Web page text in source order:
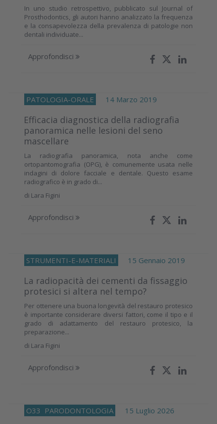
In uno studio retrospettivo, pubblicato sul Journal of
Prosthodontics, gli autori hanno analizzato la frequenza
e la consapevolezza della prevalenza di patologie non
dentali individuate...
Approfondisci
PATOLOGIA-ORALE 14 Marzo 2019
Efficacia diagnostica della radiografia
panoramica nelle lesioni del seno
mascellare
La radiografia panoramica, nota anche come
ortopantomografia (OPG), è comunemente usata nelle
indagini di dolore facciale e dentale. Questo esame
radiografico è in grado di...
di Lara Figini
Approfondisci
STRUMENTI-E-MATERIALI 15 Gennaio 2019
La radiopacità dei cementi da fissaggio
protesici si altera nel tempo?
Per ottenere una buona longevità del restauro protesico
è importante considerare diversi fattori, come il tipo e il
grado di adattamento del restauro protesico, la
preparazione...
di Lara Figini
Approfondisci
O33 PARODONTOLOGIA 15 Luglio 2026